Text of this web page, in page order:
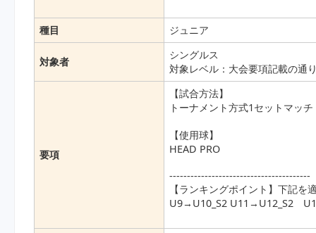
種目 ジュニア
対象者
シングルス
対象レベル：大会要項記載の通
要項
【試合方法】
トーナメント方式1セットマッ
【使用球】
HEAD PRO
----------------------------------------
【ランキングポイント】下記を
U9→U10_S2 U11→U12_S2